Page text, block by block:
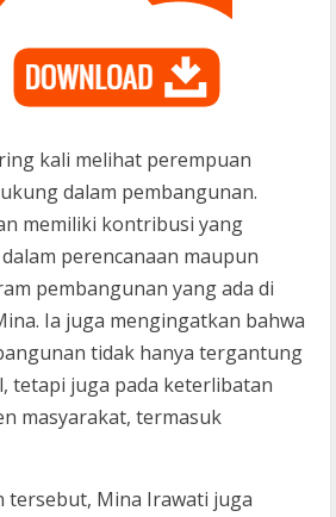
kali melihat perempuan
dalam pembangunan.
memiliki kontribusi yang
perencanaan maupun
pembangunan yang ada di
Ia juga mengingatkan bahwa
tidak hanya tergantung
tetapi juga pada keterlibatan
masyarakat, termasuk
tersebut, Mina Irawati juga